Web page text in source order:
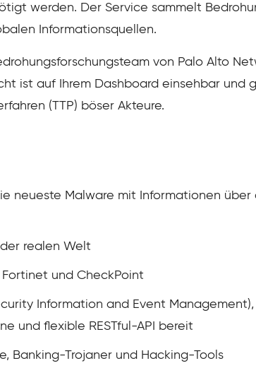
werden. Der Service sammelt
Informationsquellen.
von Palo Alto
ist auf Ihrem Dashboard einsehbar und
(TTP) böser Akteure.
neueste Malware mit Informationen über
realen Welt
und CheckPoint
Information and Event
und flexible RESTful-API bereit
Banking-Trojaner und Hacking-Tools